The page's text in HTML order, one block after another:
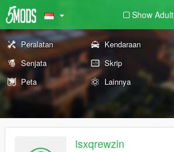
Show Adult
Peralatan Kendaraan
Senjata
Skrip
Peta
Lainnya
lsxqrewzin